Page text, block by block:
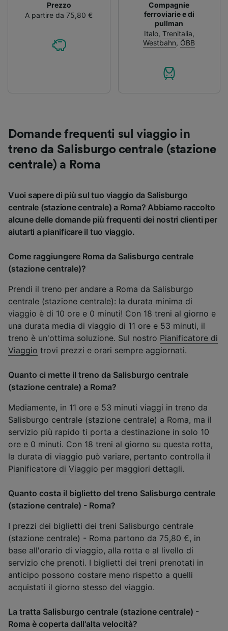
Prezzo
A partire da 75,80 €
Compagnie
ferroviarie e di
pullman
Italo, Trenitalia,
Westbahn, ÖBB
Domande frequenti sul viaggio in
treno da Salisburgo centrale (stazione
centrale) a Roma
Vuoi sapere di più sul tuo viaggio da Salisburgo
centrale (stazione centrale) a Roma? Abbiamo raccolto
alcune delle domande più frequenti dei nostri clienti per
aiutarti a pianificare il tuo viaggio.
Come raggiungere Roma da Salisburgo centrale
(stazione centrale)?
Prendi il treno per andare a Roma da Salisburgo
centrale (stazione centrale): la durata minima di
viaggio è di 10 ore e 0 minuti! Con 18 treni al giorno e
una durata media di viaggio di 11 ore e 53 minuti, il
treno è un'ottima soluzione. Sul nostro Pianificatore di
Viaggio trovi prezzi e orari sempre aggiornati.
Quanto ci mette il treno da Salisburgo centrale
(stazione centrale) a Roma?
Mediamente, in 11 ore e 53 minuti viaggi in treno da
Salisburgo centrale (stazione centrale) a Roma, ma il
servizio più rapido ti porta a destinazione in solo 10
ore e 0 minuti. Con 18 treni al giorno su questa rotta,
la durata di viaggio può variare, pertanto controlla il
Pianificatore di Viaggio per maggiori dettagli.
Quanto costa il biglietto del treno Salisburgo centrale
(stazione centrale) - Roma?
I prezzi dei biglietti dei treni Salisburgo centrale
(stazione centrale) - Roma partono da 75,80 €, in
base all'orario di viaggio, alla rotta e al livello di
servizio che prenoti. I biglietti dei treni prenotati in
anticipo possono costare meno rispetto a quelli
acquistati il giorno stesso del viaggio.
La tratta Salisburgo centrale (stazione centrale) -
Roma è coperta dall'alta velocità?